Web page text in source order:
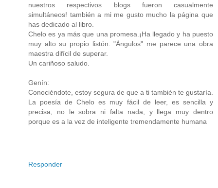
nuestros respectivos blogs fueron casualmente
simultáneos! también a mi me gusto mucho la página que
has dedicado al libro.
Chelo es ya más que una promesa.¡Ha llegado y ha puesto
muy alto su propio listón. "Ángulos" me parece una obra
maestra difícil de superar.
Un cariñoso saludo.
Genín:
Conociéndote, estoy segura de que a ti también te gustaría.
La poesía de Chelo es muy fácil de leer, es sencilla y
precisa, no le sobra ni falta nada, y llega muy dentro
porque es a la vez de inteligente tremendamente humana
Responder